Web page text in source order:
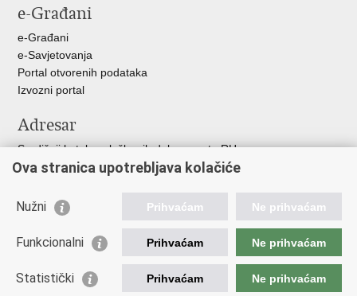
Facebooku
X-
e-Građani
e-Građani
e-Savjetovanja
Portal otvorenih podataka
Izvozni portal
Adresar
Središnji katalog službenih dokumenata RH
Adresar tijela javne vlasti
Popis dužnosnika u RH
Korisne poveznice
Hrvatski Sabor
Ova stranica upotrebljava kolačiće
Nužni Prihvaćam Ne prihvaćam
Funkcionalni Prihvaćam Ne prihvaćam
Statistički Prihvaćam Ne prihvaćam